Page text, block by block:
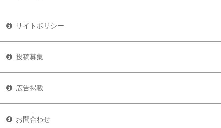
サイトポリシー
投稿募集
広告掲載
お問合わせ